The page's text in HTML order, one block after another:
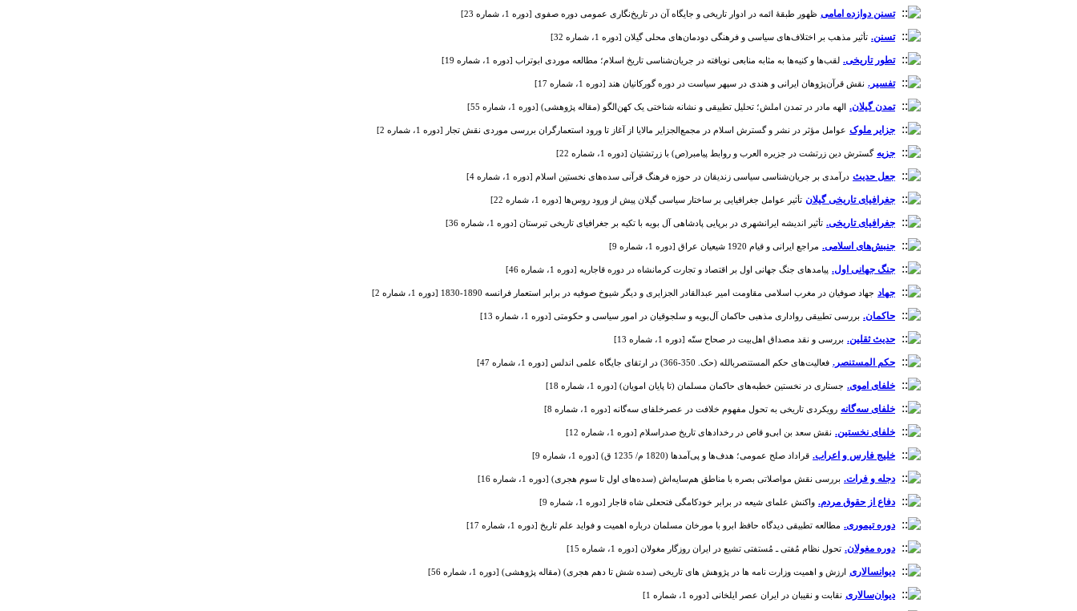
تسنن دوازده امامی ظهور طبقۀ ائمه در ادوار تاریخی و جایگاه آن در تاریخ‌نگاری عمومی دوره صفوی [دوره 1، شماره 23]
تسنن. تأثیر مذهب بر اختلاف‌های سیاسی و فرهنگی دودمان‌های محلی گیلان [دوره 1، شماره 32]
تطور تاریخی. لقب‌ها و کنیه‌ها به مثابه منابعی نویافته در جریان‌شناسی تاریخ اسلام؛ مطالعه موردی ابوتراب [دوره 1، شماره 19]
تفسیر. نقش قرآن‌پژوهان ایرانی و هندی در سپهر سیاست در دوره گورکانیان هند [دوره 1، شماره 17]
تمدن گیلان. الهه مادر در تمدن املش؛ تحلیل تطبیقی و نشانه شناختی یک کهن‌الگو (مقاله پژوهشی) [دوره 1، شماره 55]
جزایر ملوک عوامل مؤثر در‌ نشر و گسترش اسلام در مجمع‌الجزایر مالایا از آغاز تا ورود استعمارگران بررسی موردی نقش تجار [دوره 1، شماره 2]
جزیه گسترش دین زرتشت در جزیره العرب و روابط پیامبر(ص) با زرتشتیان [دوره 1، شماره 22]
جعل حدیث درآمدی بر جریان‌شناسی سیاسی زندیقان در حوزه فرهنگ قرآنی سده‌های نخستین اسلام [دوره 1، شماره 4]
جغرافیای تاریخی گیلان تأثیر عوامل جغرافیایی بر ساختار سیاسی گیلان پیش از ورود روس‌ها [دوره 1، شماره 22]
جغرافیای تاریخی. تأثیر اندیشه ایرانشهری در برپایی پادشاهی آل بویه با تکیه بر جغرافیای تاریخی تبرستان [دوره 1، شماره 36]
جنبش‌های اسلامی. مراجع ایرانی و قیام 1920 شیعیان عراق [دوره 1، شماره 9]
جنگ جهانی اول. پیامدهای جنگ جهانی اول بر اقتصاد و تجارت کرمانشاه در دوره قاجاریه [دوره 1، شماره 46]
جهاد جهاد صوفیان در مغرب اسلامی مقاومت امیر عبدالقادر الجزایری و دیگر شیوخ صوفیه در برابر استعمار فرانسه 1890-1830 [دوره 1، شماره 2]
حاکمان. بررسی تطبیقی رواداری مذهبی حاکمان آل‌بویه و سلجوقیان در امور سیاسی و حکومتی [دوره 1، شماره 13]
حدیث ثقلین. بررسی و نقد مصداق اهل‌بیت در صحاح ستّه [دوره 1، شماره 13]
حکم المستنصر. فعالیت‌های حکم المستنصربالله (حک. 350-366) در ارتقای جایگاه علمی اندلس [دوره 1، شماره 47]
خلفای اموی. جستاری در نخستین خطبه‌های حاکمان مسلمان (تا پایان امویان) [دوره 1، شماره 18]
خلفای سه‌گانه رویکردی تاریخی به تحول مفهوم خلافت در عصرخلفای سه‌گانه [دوره 1، شماره 8]
خلفای نخستین. نقش سعد بن ابی‌و قاص در رخدادهای تاریخ صدراسلام [دوره 1، شماره 12]
خلیج فارس و اعراب. قراداد صلح عمومی؛ هدف‌ها و پی‌آمدها (1820 م/ 1235 ق) [دوره 1، شماره 9]
دجله و فرات. بررسی نقش مواصلاتی بصره با مناطق هم‌سایه‌اش (سده‌های اول تا سوم هجری) [دوره 1، شماره 16]
دفاع از حقوق مردم. واکنش علمای شیعه در برابر خودکامگی فتحعلی شاه قاجار [دوره 1، شماره 9]
دوره تیموری. مطالعه تطبیقی دیدگاه حافظ ابرو با مورخان مسلمان درباره اهمیت و فواید علم تاریخ [دوره 1، شماره 17]
دوره مغولان. تحول نظام مُفتی ـ مُستفتی تشیع در ایران روزگار مغولان [دوره 1، شماره 15]
دیوانسالاری ارزش و اهمیت وزارت نامه ها در پژوهش های تاریخی (سده شش تا دهم هجری) (مقاله پژوهشی) [دوره 1، شماره 56]
دیوان‌سالاری نقابت و نقیبان در ایران عصر ایلخانی [دوره 1، شماره 1]